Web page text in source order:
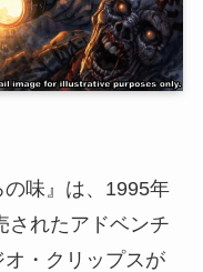
味』は、1995年
されたアドベンチ
・クリップスが